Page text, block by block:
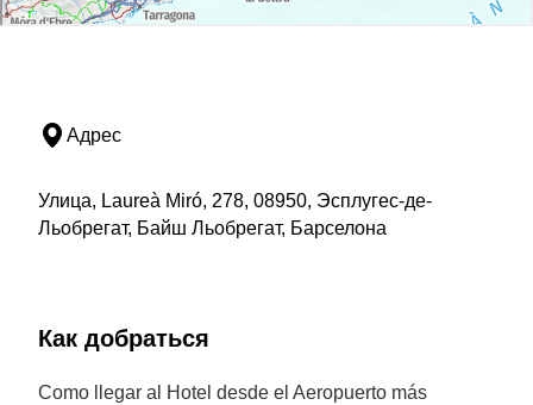
Адрес
Улица, Laureà Miró, 278, 08950, Эсплугес-де-
Льобрегат, Байш Льобрегат, Барселона
Как добраться
Como llegar al Hotel desde el Aeropuerto más